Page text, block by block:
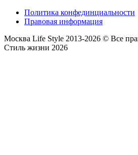
Политика конфединциальности
Правовая информация
Москва Life Style 2013-2026 © Все
Стиль жизни 2026